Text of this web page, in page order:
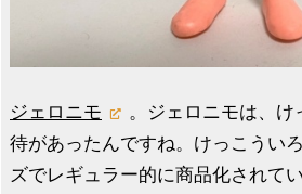
ジェロニモ
。ジェロニモは、
待があったんですね。けっこうい
ズでレギュラー的に商品化されてい